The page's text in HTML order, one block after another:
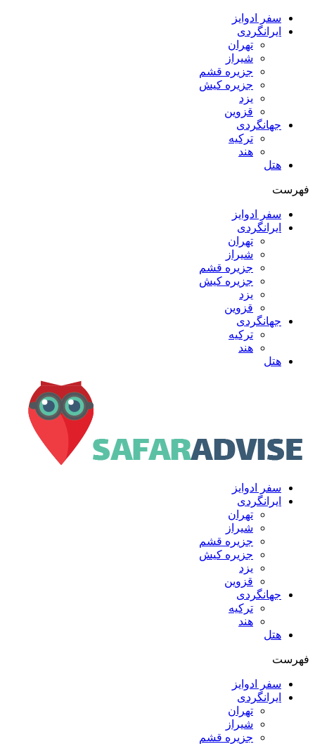
سفر ادوایز
ایرانگردی
تهران
شیراز
جزیره قشم
جزیره کیش
یزد
قزوین
جهانگردی
ترکیه
هند
هتل
فهرست
سفر ادوایز
ایرانگردی
تهران
شیراز
جزیره قشم
جزیره کیش
یزد
قزوین
جهانگردی
ترکیه
هند
هتل
سفر ادوایز
ایرانگردی
تهران
شیراز
جزیره قشم
جزیره کیش
یزد
قزوین
جهانگردی
ترکیه
هند
هتل
فهرست
سفر ادوایز
ایرانگردی
تهران
شیراز
جزیره قشم